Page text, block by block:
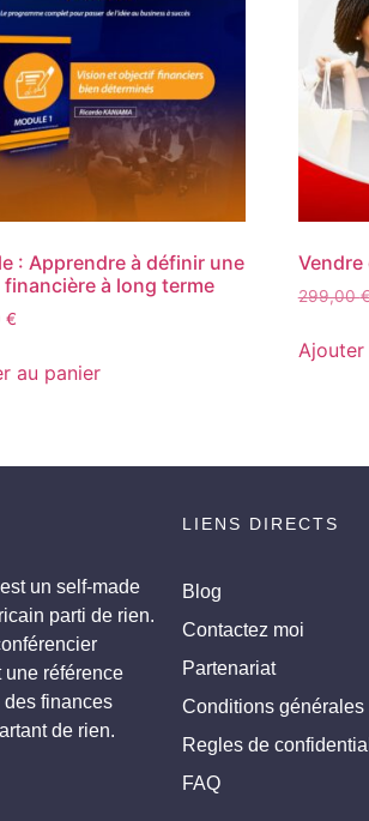
: Apprendre à définir une
à long terme
€
au panier
Vendre
299,00
Ajouter
un self-made
parti de rien.
une référence
des finances
de rien.
LIENS DIRECTS
Blog
Contactez moi
Partenariat
Conditions générales
Regles de
FAQ